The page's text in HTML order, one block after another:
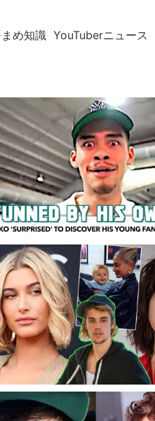
め知識 YouTuberニュース